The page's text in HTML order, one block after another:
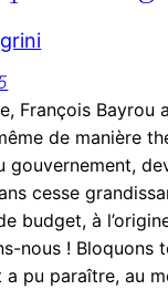
François Bayrou
de manière
gouvernement,
cesse
budget, à
nous ! Bloquons
a pu paraître, au